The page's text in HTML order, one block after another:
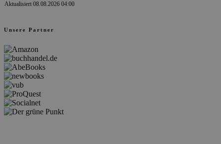
Aktualisiert 08.08.2026 04:00
Unsere Partner